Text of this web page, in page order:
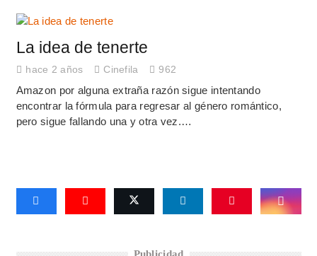
La idea de tenerte
hace 2 años Cinefila 962
Amazon por alguna extraña razón sigue intentando
encontrar la fórmula para regresar al género romántico,
pero sigue fallando una y otra vez.…
Publicidad